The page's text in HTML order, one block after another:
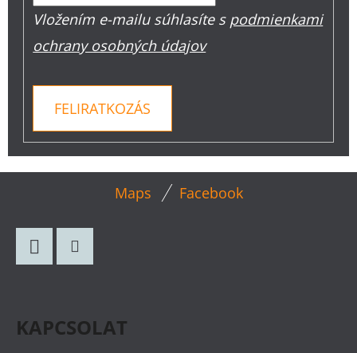
Vložením e-mailu súhlasíte s podmienkami
ochrany osobných údajov
FELIRATKOZÁS
Maps Facebook
KAPCSOLAT